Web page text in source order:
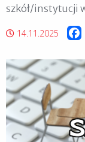
szkół/instytucji
14.11.2025